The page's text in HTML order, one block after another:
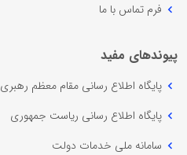
فرم تماس با ما
پیوندهای مفید
پایگاه اطلاع رسانی مقام معظم رهبری
پایگاه اطلاع رسانی ریاست جمهوری
سامانه ملی خدمات دولت